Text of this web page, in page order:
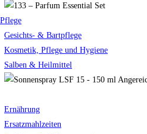
Gesichts- & Bartpflege
Kosmetik, Pflege und Hygiene
Salben & Heilmittel
Ernährung
Ersatzmahlzeiten